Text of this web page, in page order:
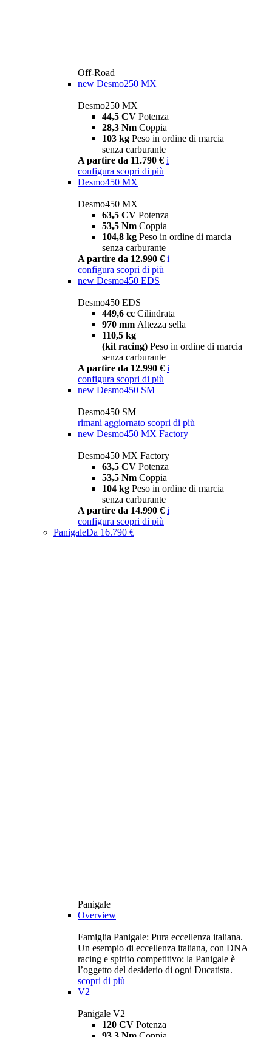
Off-Road
new Desmo250 MX
Desmo250 MX
44,5 CV Potenza
28,3 Nm Coppia
103 kg Peso in ordine di marcia
senza carburante
A partire da 11.790 € i
configura scopri di più
Desmo450 MX
Desmo450 MX
63,5 CV Potenza
53,5 Nm Coppia
104,8 kg Peso in ordine di marcia
senza carburante
A partire da 12.990 € i
configura scopri di più
new Desmo450 EDS
Desmo450 EDS
449,6 cc Cilindrata
970 mm Altezza sella
110,5 kg
(kit racing) Peso in ordine di marcia
senza carburante
A partire da 12.990 € i
configura scopri di più
new Desmo450 SM
Desmo450 SM
rimani aggiornato scopri di più
new Desmo450 MX Factory
Desmo450 MX Factory
63,5 CV Potenza
53,5 Nm Coppia
104 kg Peso in ordine di marcia
senza carburante
A partire da 14.990 € i
configura scopri di più
PanigaleDa 16.790 €
Panigale
Overview
Famiglia Panigale: Pura eccellenza italiana.
Un esempio di eccellenza italiana, con DNA
racing e spirito competitivo: la Panigale è
l’oggetto del desiderio di ogni Ducatista.
scopri di più
V2
Panigale V2
120 CV Potenza